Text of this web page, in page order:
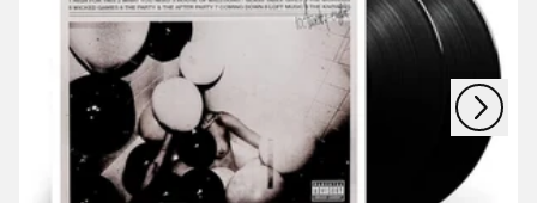
vorheriges
nächstes